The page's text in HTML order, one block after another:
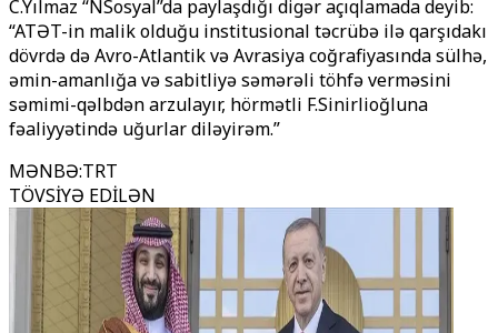
C.Yılmaz “NSosyal”da paylaşdığı digər açıqlamada deyib:
“ATƏT-in malik olduğu institusional təcrübə ilə qarşıdakı
dövrdə də Avro-Atlantik və Avrasiya coğrafiyasında sülhə,
əmin-amanlığa və sabitliyə səmərəli töhfə verməsini
səmimi-qəlbdən arzulayır, hörmətli F.Sinirlioğluna
fəaliyyətində uğurlar diləyirəm.”
MƏNBƏ:TRT
TÖVSİYƏ EDİLƏN